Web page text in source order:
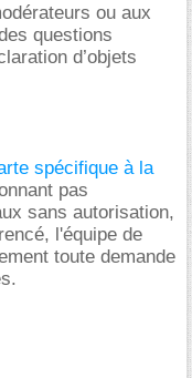
ou aux
questions
d’objets
spécifique à la
pas
sans autorisation,
l'équipe de
toute demande